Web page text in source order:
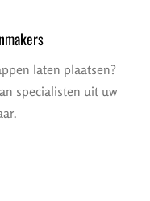
laten plaatsen?
specialisten uit uw